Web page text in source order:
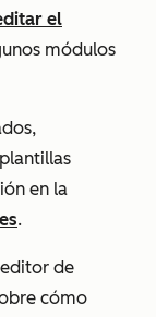
el
módulos
en la
.
de
cómo